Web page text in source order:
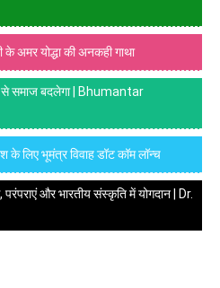
अमर योद्धा की अनकही गाथा
से समाज बदलेगा | Bhumantar
के लिए भूमंत्र विवाह डॉट कॉम लॉन्च
परंपराएं और भारतीय संस्कृति में योगदान | Dr.